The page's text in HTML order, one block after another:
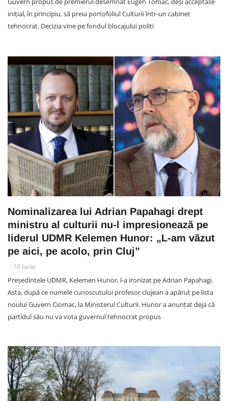
inițial, în principiu, să preia portofoliul Culturii într-un cabinet
tehnocrat. Decizia vine pe fondul blocajului politi
Nominalizarea lui Adrian Papahagi drept
ministru al culturii nu-l impresionează pe
liderul UDMR Kelemen Hunor: „L-am văzut
pe aici, pe acolo, prin Cluj”
10 Iunie
Președintele UDMR, Kelemen Hunor, l-a ironizat pe Adrian Papahagi.
Asta, după ce numele cunoscutului profesor clujean a apărut pe lista
noului Guvern Ciomac, la Ministerul Culturii. Hunor a anunțat deja că
partidul său nu va vota guvernul tehnocrat propus